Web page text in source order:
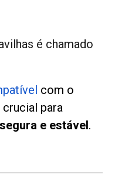
é chamado
com o
crucial para
e estável.